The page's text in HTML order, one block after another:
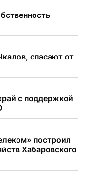
спасают от
с поддержкой
построил
Хабаровского